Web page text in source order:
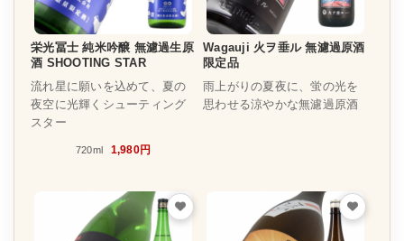
栄光冨士 純米吟醸 無濾過生原
酒 SHOOTING STAR
流れ星に願いを込めて、夏の
夜空に光輝くシューティング
スター
720ml 1,980円
Wagauji 火ヲ垂ル 無濾過原酒
限定品
雨上がりの夏夜に、蛍の光を
思わせる涼やかな無濾過原酒